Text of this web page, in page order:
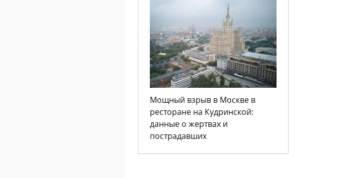
Мощный взрыв в Москве в
ресторане на Кудринской:
данные о жертвах и
пострадавших